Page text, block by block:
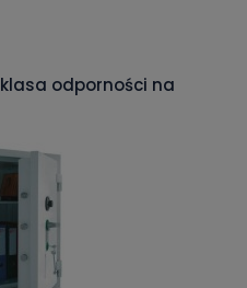
klasa odporności na